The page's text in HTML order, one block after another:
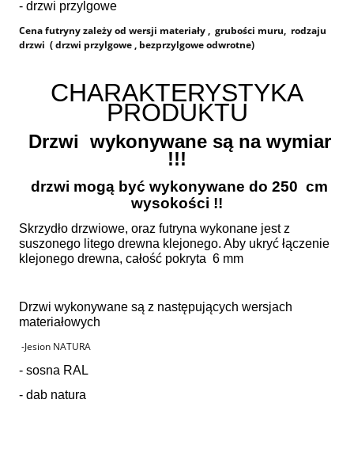
- drzwi przylgowe
Cena futryny zależy od wersji materiały , grubości muru, rodzaju
drzwi ( drzwi przylgowe , bezprzylgowe odwrotne)
CHARAKTERYSTYKA
PRODUKTU
Drzwi wykonywane są na wymiar
!!!
drzwi mogą być wykonywane do 250 cm
wysokości !!
Skrzydło drzwiowe, oraz futryna wykonane jest z
suszonego litego drewna klejonego. Aby ukryć łączenie
klejonego drewna, całość pokryta 6 mm
Drzwi wykonywane są z następujących wersjach
materiałowych
-Jesion NATURA
- sosna RAL
- dab natura